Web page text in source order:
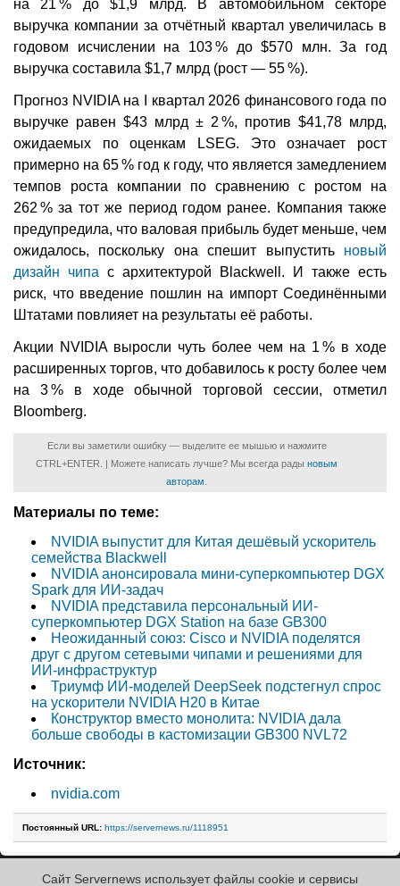
на 21 % до $1,9 млрд. В автомобильном секторе
выручка компании за отчётный квартал увеличилась в
годовом исчислении на 103 % до $570 млн. За год
выручка составила $1,7 млрд (рост — 55 %).
Прогноз NVIDIA на I квартал 2026 финансового года по
выручке равен $43 млрд ± 2 %, против $41,78 млрд,
ожидаемых по оценкам LSEG. Это означает рост
примерно на 65 % год к году, что является замедлением
темпов роста компании по сравнению с ростом на
262 % за тот же период годом ранее. Компания также
предупредила, что валовая прибыль будет меньше, чем
ожидалось, поскольку она спешит выпустить новый
дизайн чипа с архитектурой Blackwell. И также есть
риск, что введение пошлин на импорт Соединёнными
Штатами повлияет на результаты её работы.
Акции NVIDIA выросли чуть более чем на 1 % в ходе
расширенных торгов, что добавилось к росту более чем
на 3 % в ходе обычной торговой сессии, отметил
Bloomberg.
Если вы заметили ошибку — выделите ее мышью и нажмите
CTRL+ENTER. | Можете написать лучше? Мы всегда рады новым
авторам
Материалы по теме:
NVIDIA выпустит для Китая дешёвый ускоритель
семейства Blackwell
NVIDIA анонсировала мини-суперкомпьютер DGX
Spark для ИИ-задач
NVIDIA представила персональный ИИ-
суперкомпьютер DGX Station на базе GB300
Неожиданный союз: Cisco и NVIDIA поделятся
друг с другом сетевыми чипами и решениями для
ИИ-инфраструктур
Триумф ИИ-моделей DeepSeek подстегнул спрос
на ускорители NVIDIA H20 в Китае
Конструктор вместо монолита: NVIDIA дала
больше свободы в кастомизации GB300 NVL72
Источник:
nvidia.com
Постоянный URL: https://servernews.ru/1118951
Сайт Servernews использует файлы cookie и сервисы